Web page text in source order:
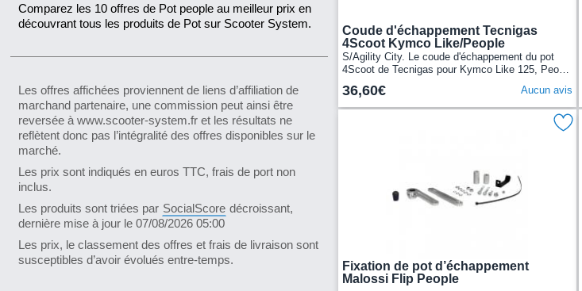
Comparez les 10 offres de Pot people au meilleur prix en
découvrant tous les produits de Pot sur Scooter System.
Les offres affichées proviennent de liens d’affiliation de
marchand partenaire, une commission peut ainsi être
reversée à www.scooter-system.fr et les résultats ne
reflètent donc pas l’intégralité des offres disponibles sur le
marché.
Les prix sont indiqués en euros TTC, frais de port non
inclus.
Les produits sont triées par SocialScore décroissant,
dernière mise à jour le 07/08/2026 05:00
Les prix, le classement des offres et frais de livraison sont
susceptibles d’avoir évolués entre-temps.
Coude d'échappement Tecnigas
4Scoot Kymco Like/People
S/Agility City. Le coude d'échappement du pot
4Scoot de Tecnigas pour Kymco Like 125, People
36,60€ Aucun avis
Fixation de pot d’échappement
Malossi Flip People